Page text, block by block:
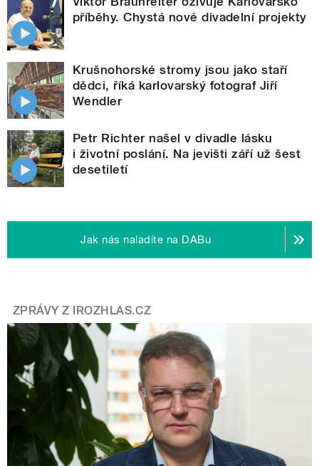
příběhy. Chystá nové divadelní projekty
Krušnohorské stromy jsou jako staří
dědci, říká karlovarský fotograf Jiří
Wendler
Petr Richter našel v divadle lásku
i životní poslání. Na jevišti září už šest
desetiletí
Jak nás naladíte na DABu
ZPRÁVY Z IROZHLAS.CZ